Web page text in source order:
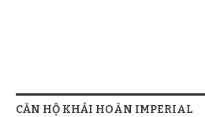
CĂN HỘ KHẢI HOÀN IMPERIAL